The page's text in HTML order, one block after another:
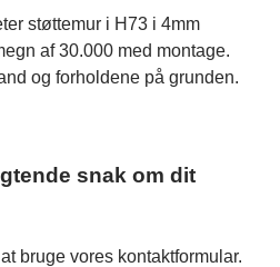
støttemur i H73 i 4mm
af 30.000 med montage.
og forholdene på grunden.
snak om dit
bruge vores kontaktformular.